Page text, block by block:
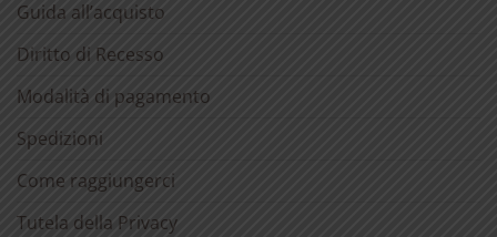
Guida all’acquisto
Diritto di Recesso
Modalità di pagamento
Spedizioni
Come raggiungerci
Tutela della Privacy